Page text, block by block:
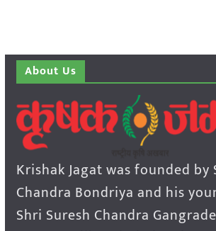
About Us
Krishak Jagat was founded by
Chandra Bondriya and his
Shri Suresh Chandra